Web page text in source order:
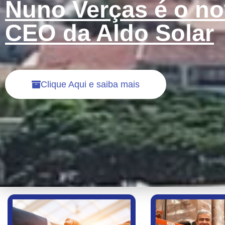
Nuno Verças é o
CEO da Aldo Solar
Clique Aqui e saiba mais